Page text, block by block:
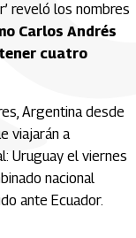
reveló los nombres
Carlos Andrés
tener cuatro
Argentina desde
viajarán a
Uruguay el viernes
nacional
ante Ecuador.